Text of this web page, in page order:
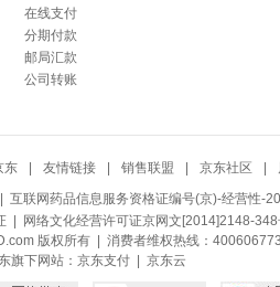
在线支付
分期付款
邮局汇款
公司转账
东 友情链接 销售联盟 京东社区
互联网药品信息服务资格证编号(京)-经营性-
| 网络文化经营许可证京网文[2014]2148-348
版权所有 | 消费者维权热线：
旗下网站： 京东支付| 京东云